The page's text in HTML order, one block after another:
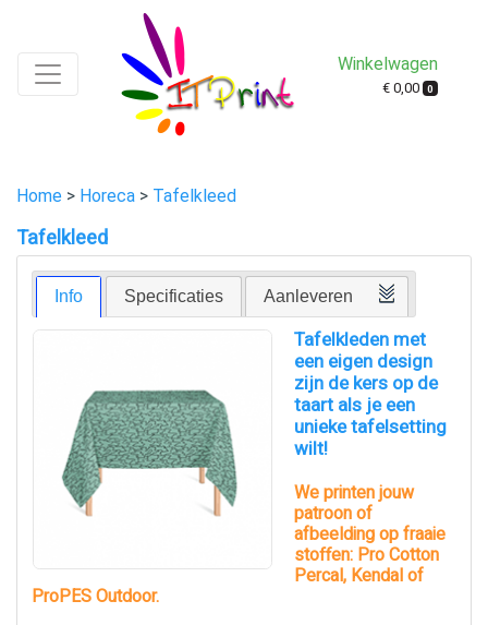
Winkelwagen
€ 0,00 0
Home > Horeca > Tafelkleed
Tafelkleed
Info Specificaties Aanleveren
Tafelkleden met
een eigen design
zijn de kers op de
taart als je een
unieke tafelsetting
wilt!
We printen jouw
patroon of
afbeelding op fraaie
stoffen: Pro Cotton
Percal, Kendal of
ProPES Outdoor.